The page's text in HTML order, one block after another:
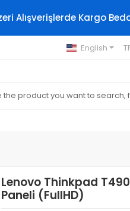
Alışverişlerde Kargo
English
Lenovo Thinkpad
Paneli (FullHD)